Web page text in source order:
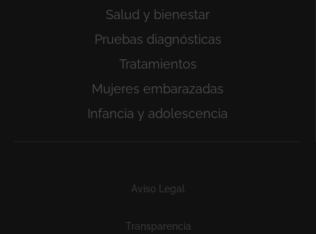
Salud y bienestar
Pruebas diagnósticas
Tratamientos
Mujeres embarazadas
Infancia y adolescencia
Aviso Legal
Transparencia